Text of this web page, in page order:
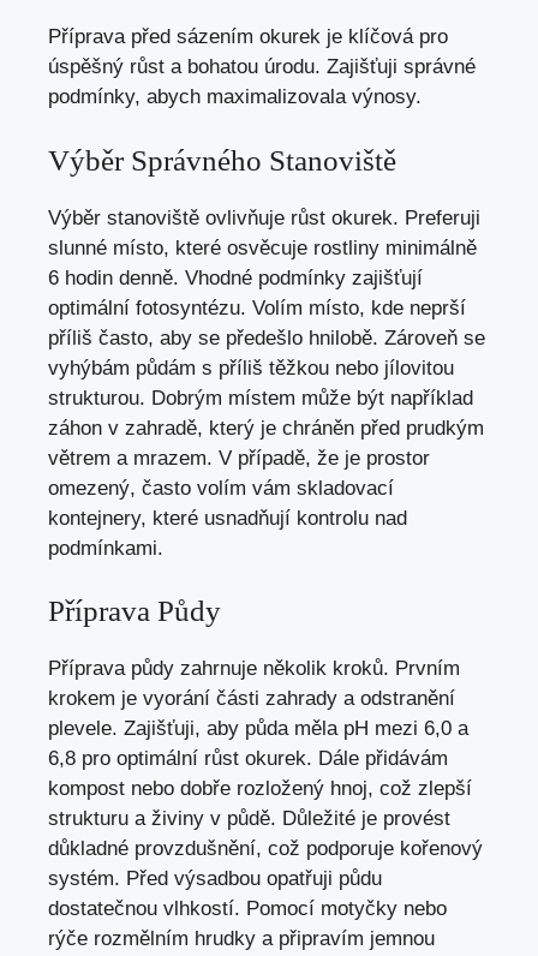
Příprava před sázením okurek je klíčová pro
úspěšný růst a bohatou úrodu. Zajišťuji správné
podmínky, abych maximalizovala výnosy.
Výběr Správného Stanoviště
Výběr stanoviště ovlivňuje růst okurek. Preferuji
slunné místo, které osvěcuje rostliny minimálně
6 hodin denně. Vhodné podmínky zajišťují
optimální fotosyntézu. Volím místo, kde neprší
příliš často, aby se předešlo hnilobě. Zároveň se
vyhýbám půdám s příliš těžkou nebo jílovitou
strukturou. Dobrým místem může být například
záhon v zahradě, který je chráněn před prudkým
větrem a mrazem. V případě, že je prostor
omezený, často volím vám skladovací
kontejnery, které usnadňují kontrolu nad
podmínkami.
Příprava Půdy
Příprava půdy zahrnuje několik kroků. Prvním
krokem je vyorání části zahrady a odstranění
plevele. Zajišťuji, aby půda měla pH mezi 6,0 a
6,8 pro optimální růst okurek. Dále přidávám
kompost nebo dobře rozložený hnoj, což zlepší
strukturu a živiny v půdě. Důležité je provést
důkladné provzdušnění, což podporuje kořenový
systém. Před výsadbou opatřuji půdu
dostatečnou vlhkostí. Pomocí motyčky nebo
rýče rozmělním hrudky a připravím jemnou